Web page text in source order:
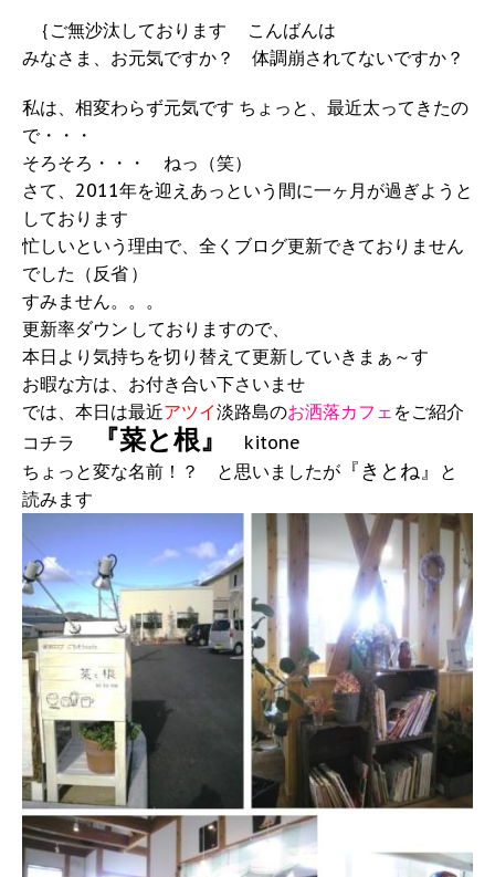
｛ご無沙汰しております
こんばんは
みなさま、お元気ですか？ 体調崩されてないですか？
私は、相変わらず元気です ちょっと、最近太ってきたの
で・・・
そろそろ・・・ ねっ（笑）
さて、2011年を迎えあっという間に一ヶ月が過ぎようと
しております
忙しいという理由で、全くブログ更新できておりません
でした（反省 ）
すみません。。。
更新率ダウン しておりますので、
本日より気持ちを切り替えて更新していきまぁ～す
お暇な方は、お付き合い下さいませ
では、本日は最近アツイ淡路島のお洒落カフェ をご紹介
コチラ
『菜と根』
kitone
ちょっと変な名前！？ と思いましたが 『きとね』
と
読みます